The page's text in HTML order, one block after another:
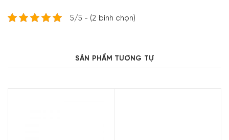
5/5 - (2 bình chọn)
SẢN PHẨM TƯƠNG TỰ